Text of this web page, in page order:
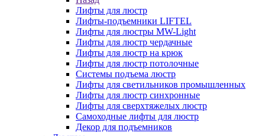
Лифты для люстр
Лифты-подъемники LIFTEL
Лифты для люстры MW-Light
Лифты для люстр чердачные
Лифты для люстр на крюк
Лифты для люстр потолочные
Системы подъема люстр
Лифты для светильников промышленных
Лифты для люстр синхронные
Лифты для сверхтяжелых люстр
Самоходные лифты для люстр
Декор для подъемников